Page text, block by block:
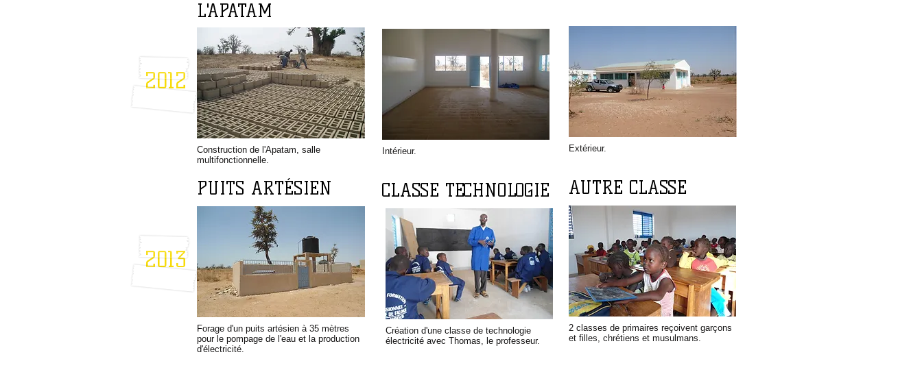
L'APATAM
2012
Construction de l'Apatam, salle
multifonctionnelle.
Intérieur. Extérieur.
PUITS ARTÉSIEN CLASSE TECHNOLOGIE AUTRE CLASSE
2013
Forage d'un puits artésien à 35 mètres
pour le pompage de l'eau et la production
d'électricité.
Création d'une classe de technologie
électricité avec Thomas, le professeur.
2 classes de primaires reçoivent garçons
et filles, chrétiens et musulmans.